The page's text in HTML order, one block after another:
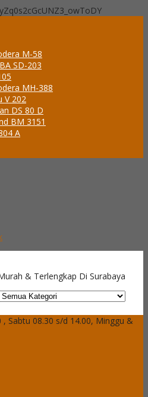
M-58
SD-203
MH-388
V 202
DS 80 D
BM 3151
A
& Terlengkap Di Surabaya
Sabtu 08.30 s/d 14.00, Minggu &